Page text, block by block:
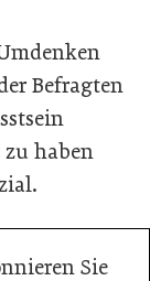
Befragten
zu haben
Sie